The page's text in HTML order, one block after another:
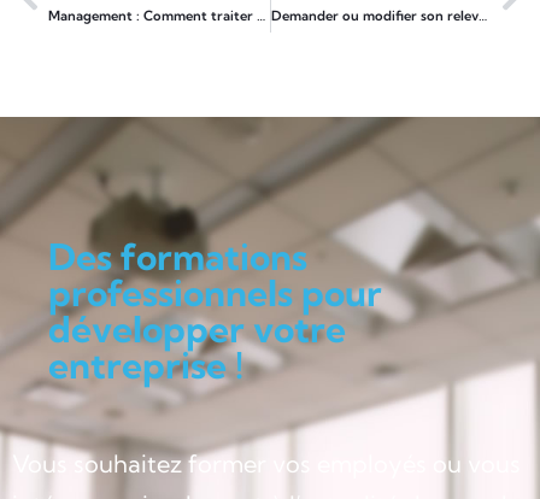
Management : Comment traiter avec vos personnes difficiles Demander ou modifier son relevé de carrière: quelles sont les démarches?
Des formations
professionnels pour
développer votre
entreprise !
Vous souhaitez former vos employés ou vous